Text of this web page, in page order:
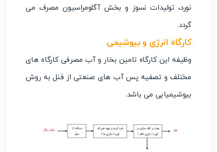
نورد، تولیدات نسوز و بخش آگلومراسیون مصرف می
گردد.
کارگاه انرژی و بیوشیمی
وظیفه این کارگاه تامین بخار و آب مصرفی کارگاه های
مختلف و تصفیه پس آب های صنعتی از فنل به روش
بیوشیمیایی می باشد.